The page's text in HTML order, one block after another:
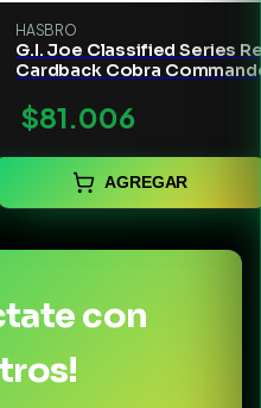
HASBRO
G.I. Joe Classified Series
Cardback Cobra
$81.006
AGREGAR
con